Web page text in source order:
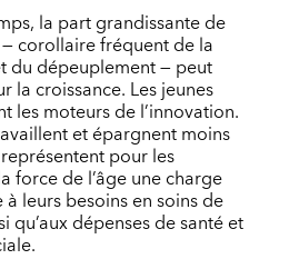
la part grandissante de
corollaire fréquent de la
du dépeuplement — peut
la croissance. Les jeunes
les moteurs de l’innovation.
et épargnent moins
pour les
force de l’âge une charge
leurs besoins en soins de
qu’aux dépenses de santé et